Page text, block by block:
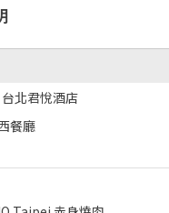
台北君悅酒店
餐廳